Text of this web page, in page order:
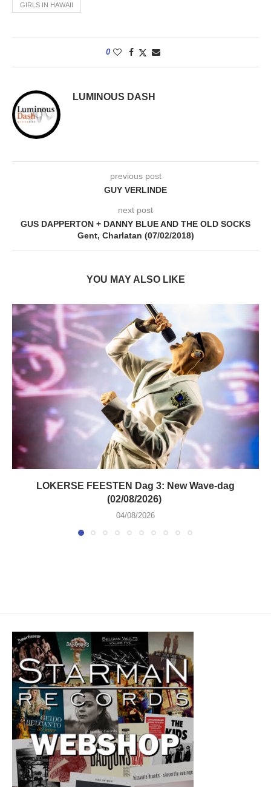
GIRLS IN HAWAII
0
LUMINOUS DASH
previous post
GUY VERLINDE
next post
GUS DAPPERTON + DANNY BLUE AND THE OLD SOCKS
Gent, Charlatan (07/02/2018)
YOU MAY ALSO LIKE
LOKERSE FEESTEN Dag 3: New Wave-dag
(02/08/2026)
04/08/2026